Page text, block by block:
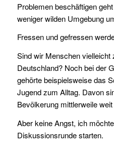
Problemen beschäftigen
weniger wilden Umgebung
Fressen und gefressen
Sind wir Menschen vielleicht
Deutschland? Noch bei der
gehörte beispielsweise das
Jugend zum Alltag. Davon
Bevölkerung mittlerweile
Aber keine Angst, ich
Diskussionsrunde starten.